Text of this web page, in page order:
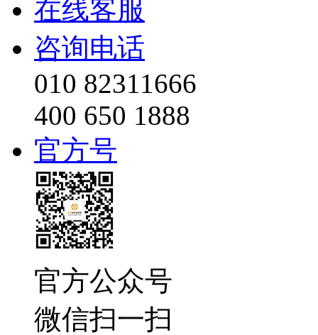
在线客服
咨询电话
010 82311666
400 650 1888
官方号
官方公众号
微信扫一扫